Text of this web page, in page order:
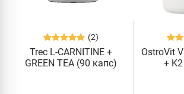
(2)
Trec L-CARNITINE +
GREEN TEA (90 капс)
OstroVit
+